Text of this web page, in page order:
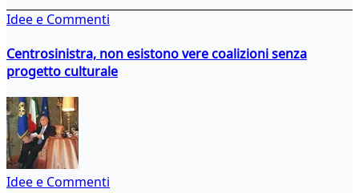
Idee e Commenti
Centrosinistra, non esistono vere coalizioni senza
progetto culturale
Idee e Commenti